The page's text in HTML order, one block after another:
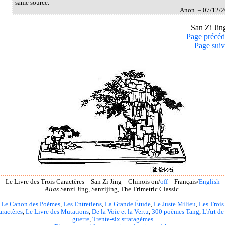
same source.
Anon. – 07/12/
San Zi
Page
Page
Le Livre des Trois Caractères – San Zi Jing – Chinois on/off– Français/English
Alias Sanzi Jing, Sanzijing, The Trimetric Classic.
Le Canon des Poèmes, Les Entretiens, La Grande Étude, Le Juste Milieu, Les Trois
, Le Livre des Mutations, De la Voie et la Vertu, 300 poèmes Tang, L'Art de
guerre, Trente-six stratagèmes